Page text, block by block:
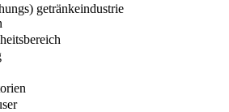
getränkeindustrie